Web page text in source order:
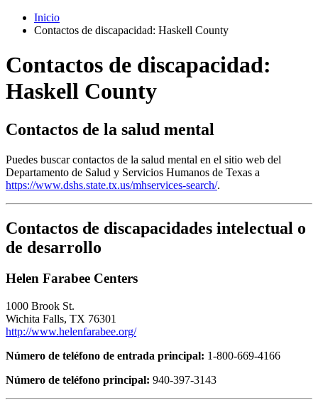
Inicio
Contactos de discapacidad: Haskell County
Contactos de discapacidad:
Haskell County
Contactos de la salud mental
Puedes buscar contactos de la salud mental en el sitio web del
Departamento de Salud y Servicios Humanos de Texas a
https://www.dshs.state.tx.us/mhservices-search/.
Contactos de discapacidades intelectual o
de desarrollo
Helen Farabee Centers
1000 Brook St.
Wichita Falls, TX 76301
http://www.helenfarabee.org/
Número de teléfono de entrada principal: 1-800-669-4166
Número de teléfono principal: 940-397-3143